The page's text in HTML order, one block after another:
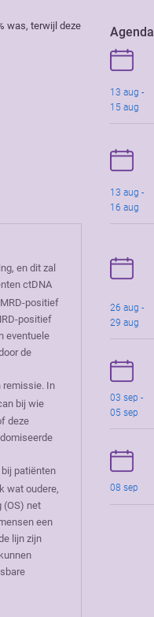
was, terwijl deze
en dit zal
ctDNA
positief
positief
eventuele
de
remissie. In
bij wie
deze
patiënten
wat oudere,
(OS) net
een
lijn zijn
Agenda
13 aug -
15 aug
13 aug -
16 aug
26 aug -
29 aug
03 sep -
05 sep
08 sep